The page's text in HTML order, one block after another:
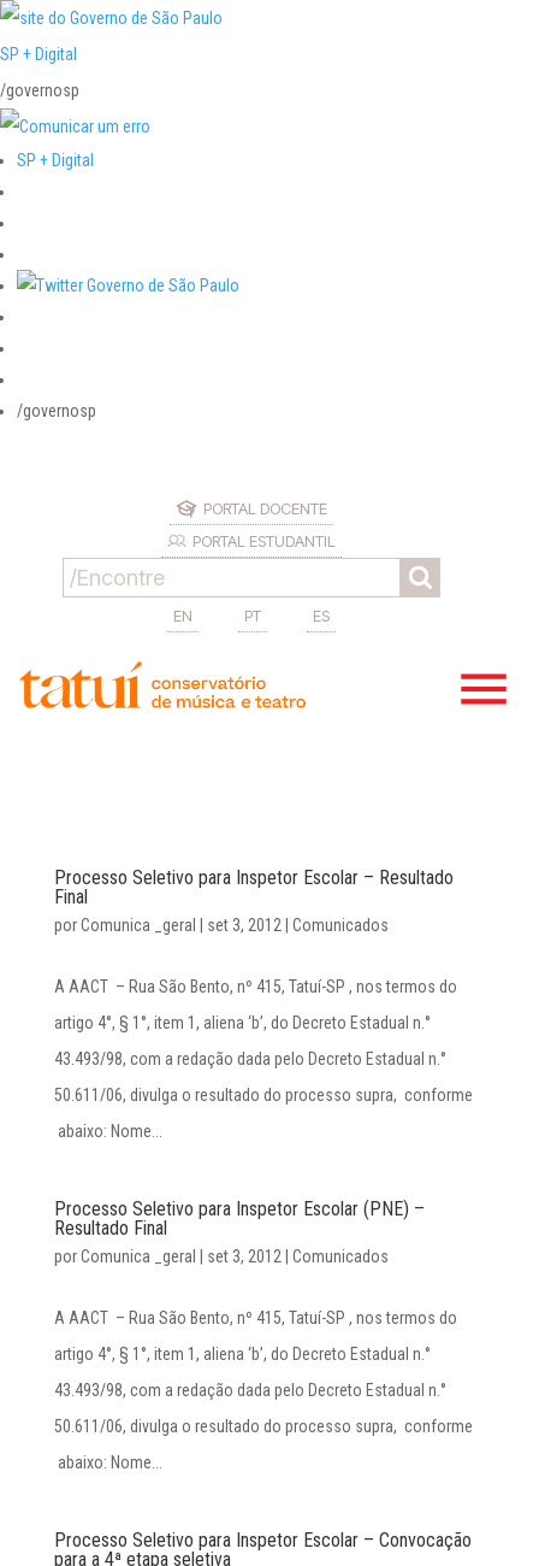
SP + Digital
/governosp
SP + Digital
/governosp
PORTAL DOCENTE
PORTAL ESTUDANTIL
EN PT ES
Processo Seletivo para Inspetor Escolar – Resultado
Final
porComunica _geral set 3, 2012 Comunicados
A AACT – Rua São Bento, nº 415, Tatuí-SP , nos termos do
artigo 4°, § 1°, item 1, aliena ‘b’, do Decreto Estadual n.°
43.493/98, com a redação dada pelo Decreto Estadual n.°
50.611/06, divulga o resultado do processo supra, conforme
abaixo: Nome...
Processo Seletivo para Inspetor Escolar (PNE) –
Resultado Final
porComunica _geral set 3, 2012 Comunicados
A AACT – Rua São Bento, nº 415, Tatuí-SP , nos termos do
artigo 4°, § 1°, item 1, aliena ‘b’, do Decreto Estadual n.°
43.493/98, com a redação dada pelo Decreto Estadual n.°
50.611/06, divulga o resultado do processo supra, conforme
abaixo: Nome...
Processo Seletivo para Inspetor Escolar – Convocação
para a 4ª etapa seletiva